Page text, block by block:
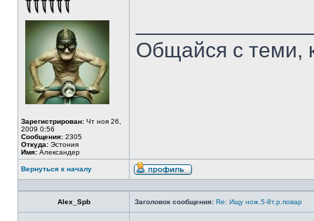
Зарегистрирован: Чт ноя 26,
2009 0:56
Сообщения: 2305
Откуда: Эстония
Имя: Александер
Общайся с теми,
Вернуться к началу
Alex_Spb Заголовок сообщения: Re: Ищу нож.5-8т.р.повар